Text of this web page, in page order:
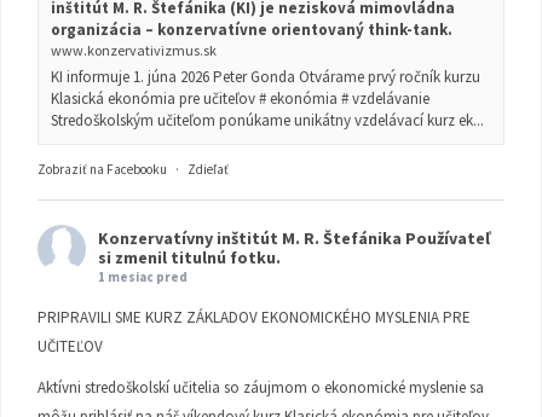
inštitút M. R. Štefánika (KI) je nezisková mimovládna
organizácia – konzervatívne orientovaný think-tank.
www.konzervativizmus.sk
KI informuje 1. júna 2026 Peter Gonda Otvárame prvý ročník kurzu
Klasická ekonómia pre učiteľov # ekonómia # vzdelávanie
Stredoškolským učiteľom ponúkame unikátny vzdelávací kurz ek...
Zobraziť na Facebooku · Zdieľať
Konzervatívny inštitút M. R. Štefánika Používateľ
si zmenil titulnú fotku.
1 mesiac pred
PRIPRAVILI SME KURZ ZÁKLADOV EKONOMICKÉHO MYSLENIA PRE
UČITEĽOV
Aktívni stredoškolskí učitelia so záujmom o ekonomické myslenie sa